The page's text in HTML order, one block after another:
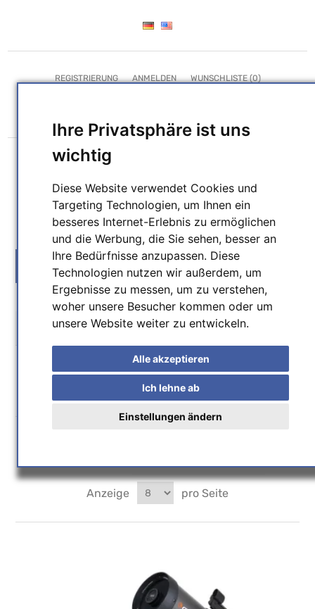
Ihre Privatsphäre ist uns
wichtig
Diese Website verwendet Cookies und
Targeting Technologien, um Ihnen ein
besseres Internet-Erlebnis zu ermöglichen
und die Werbung, die Sie sehen, besser an
Ihre Bedürfnisse anzupassen. Diese
Technologien nutzen wir außerdem, um
Ergebnisse zu messen, um zu verstehen,
woher unsere Besucher kommen oder um
unsere Website weiter zu entwickeln.
Alle akzeptieren
Ich lehne ab
Einstellungen ändern
REGISTRIERUNG ANMELDEN WUNSCHLISTE (0)
SUCHEN
MENU
Hersteller
Celestron
Anzeigen nach
Anzeige pro Seite